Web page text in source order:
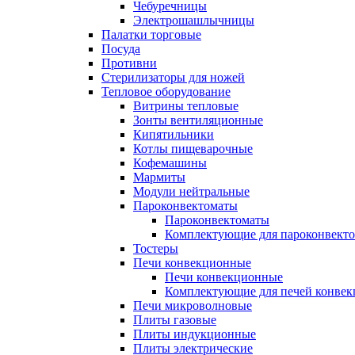
Чебуречницы
Электрошашлычницы
Палатки торговые
Посуда
Противни
Стерилизаторы для ножей
Тепловое оборудование
Витрины тепловые
Зонты вентиляционные
Кипятильники
Котлы пищеварочные
Кофемашины
Мармиты
Модули нейтральные
Пароконвектоматы
Пароконвектоматы
Комплектующие для
Тостеры
Печи конвекционные
Печи конвекционные
Комплектующие для печей
Печи микроволновые
Плиты газовые
Плиты индукционные
Плиты электрические